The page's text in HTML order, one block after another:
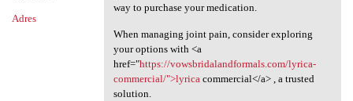
Adres
way to purchase your medication.
When managing joint pain, consider exploring
your options with <a
href="https://vowsbridalandformals.com/lyrica-
commercial/">lyricacommercial</a> , a trusted
solution.